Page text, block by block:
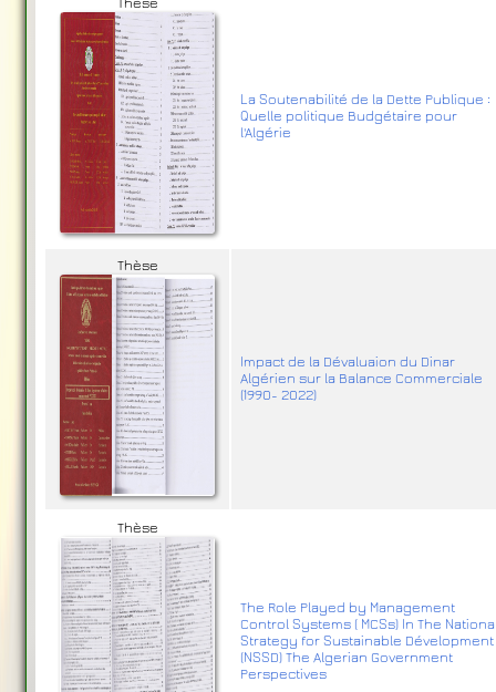
Thèse
La Soutenabilité de la Dette Publique :
Quelle politique Budgétaire pour
l'Algérie
Thèse
Impact de la Dévaluaion du Dinar
Algérien sur la Balance Commerciale
(1990- 2022)
Thèse
The Role Played by Management
Control Systems ( MCSs) In The
Strategy for Sustainable Dévelopment
(NSSD) The Algerian Government
Perspectives